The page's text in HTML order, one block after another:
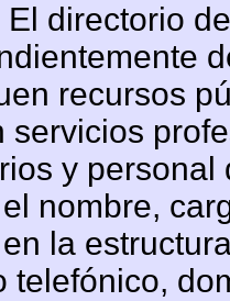
El directorio
recursos
servicios
y personal
nombre,
la
telefónico,